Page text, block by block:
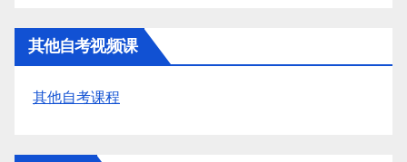
其他自考视频课
其他自考课程